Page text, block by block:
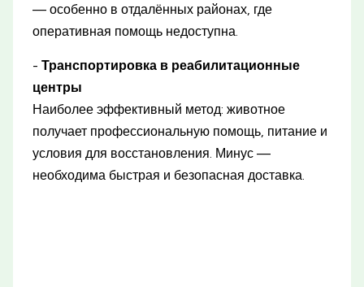
— особенно в отдалённых районах, где
оперативная помощь недоступна.
-Транспортировка в реабилитационные
центры
Наиболее эффективный метод: животное
получает профессиональную помощь, питание и
условия для восстановления. Минус —
необходима быстрая и безопасная доставка.